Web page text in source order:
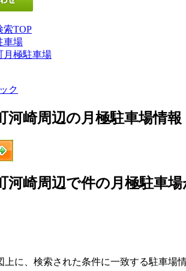
索TOP
車場
月極駐車場
ク
河崎周辺の月極駐車場情報
河崎周辺で件の月極駐車
上に、検索された条件に一致する駐車場